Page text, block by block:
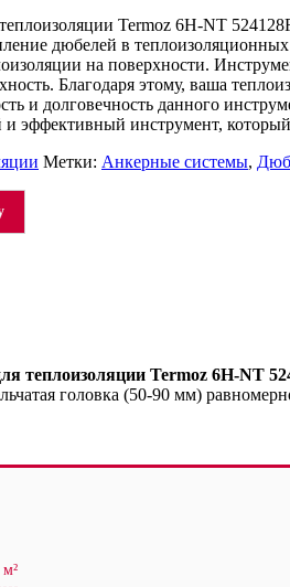
Termoz 6H-NT
дюбелей в
на поверхности.
Благодаря этому, ваша
и долговечность данного
эффективный инструмент,
Метки: Анкерные системы,
теплоизоляции Termoz 6H-NT
головка (50-90 мм)